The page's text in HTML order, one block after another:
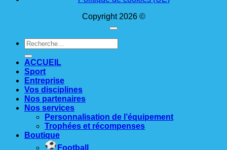
Copyright 2026 ©
Recherche
pour :
ACCUEIL
Sport
Entreprise
Vos disciplines
Nos partenaires
Nos services
Personnalisation de l’équipement
Trophées et récompenses
Boutique
Football